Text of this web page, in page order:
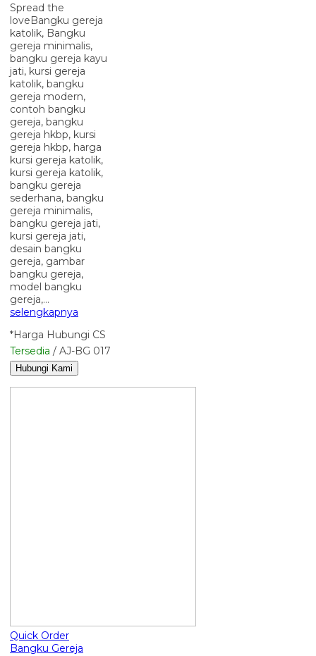
Spread the
loveBangku gereja
katolik, Bangku
gereja minimalis,
bangku gereja kayu
jati, kursi gereja
katolik, bangku
gereja modern,
contoh bangku
gereja, bangku
gereja hkbp, kursi
gereja hkbp, harga
kursi gereja katolik,
kursi gereja katolik,
bangku gereja
sederhana, bangku
gereja minimalis,
bangku gereja jati,
kursi gereja jati,
desain bangku
gereja, gambar
bangku gereja,
model bangku
gereja,…
selengkapnya
*Harga Hubungi CS
Tersedia / AJ-BG 017
Hubungi Kami
Quick Order
Bangku Gereja